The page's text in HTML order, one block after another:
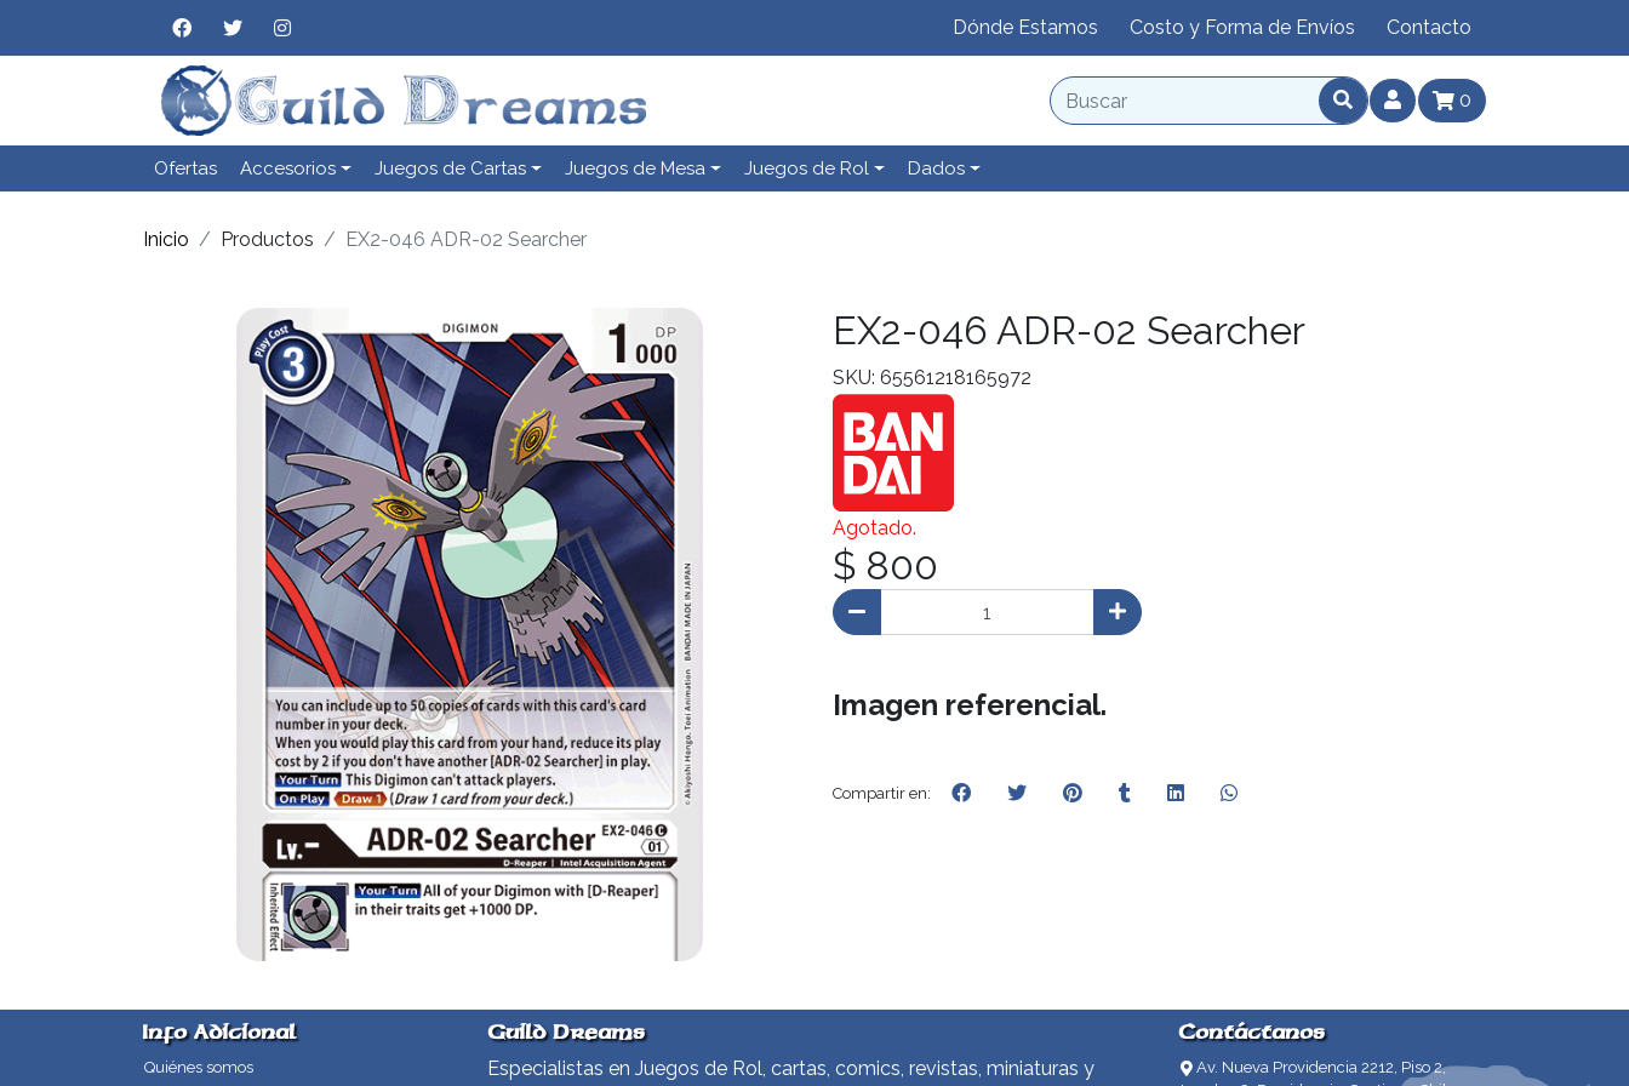
Dónde Estamos Costo y Forma de Envíos Contacto
0
Ofertas Accesorios Juegos de Cartas Juegos de Mesa Juegos de Rol Dados
Inicio Productos EX2-046 ADR-02 Searcher
EX2-046 ADR-02 Searcher
SKU: 65561218165972
Agotado.
$ 800
Imagen referencial.
Compartir en:
Info Adicional
Quiénes somos
Guild Dreams
Especialistas en Juegos de Rol, cartas, comics, revistas, miniaturas y
Contáctanos
Av. Nueva Providencia 2212, Piso 2,